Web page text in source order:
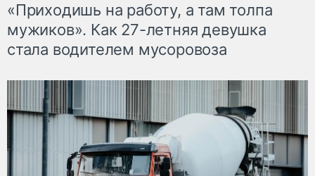
«Приходишь на работу, а там толпа
мужиков». Как 27-летняя девушка
стала водителем мусоровоза